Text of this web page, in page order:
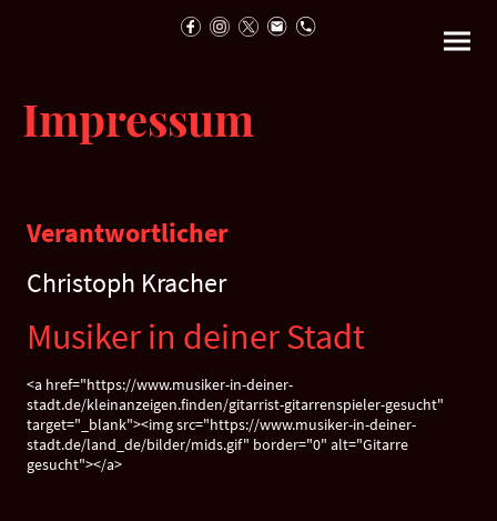
Impressum
Verantwortlicher
Christoph Kracher
Musiker in deiner Stadt
<a href="https://www.musiker-in-deiner-
stadt.de/kleinanzeigen.finden/gitarrist-gitarrenspieler-gesucht"
target="_blank"><img src="https://www.musiker-in-deiner-
stadt.de/land_de/bilder/mids.gif" border="0" alt="Gitarre
gesucht"></a>